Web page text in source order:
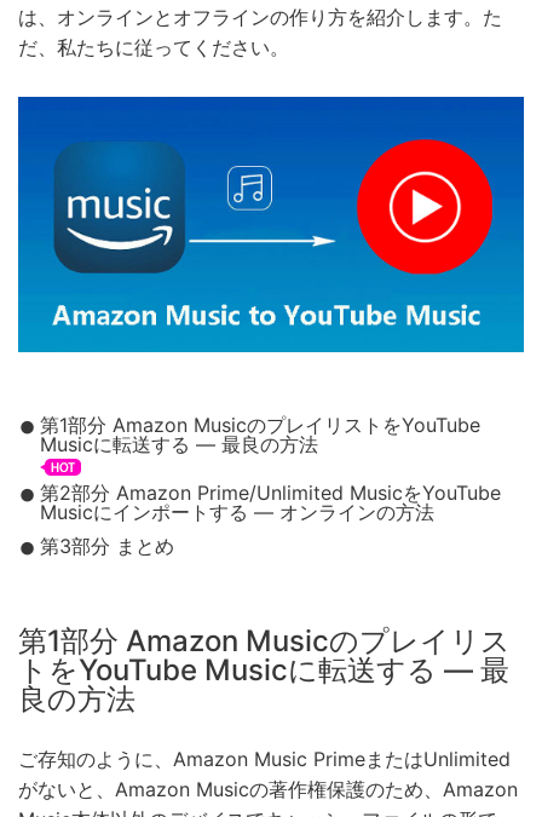
は、オンラインとオフラインの作り方を紹介します。た
だ、私たちに従ってください。
第1部分 Amazon MusicのプレイリストをYouTube
Musicに転送する — 最良の方法
第2部分 Amazon Prime/Unlimited MusicをYouTube
Musicにインポートする — オンラインの方法
第3部分 まとめ
第1部分 Amazon Musicのプレイリス
トをYouTube Musicに転送する — 最
良の方法
ご存知のように、Amazon Music PrimeまたはUnlimited
がないと、Amazon Musicの著作権保護のため、Amazon